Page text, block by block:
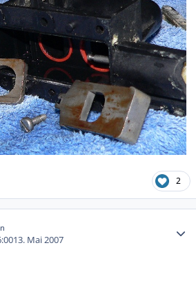
2
13. Mai 2007